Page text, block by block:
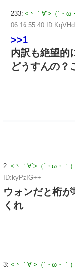
233: <丶｀∀´>（´・
06:16:55.40
>>1
内訳も絶望的
どうすんの？
2: <丶｀∀´>（´・ω・｀
ID:kyPzIG++
ウォンだと桁
くれ
3: <丶｀∀´>（´・ω・｀